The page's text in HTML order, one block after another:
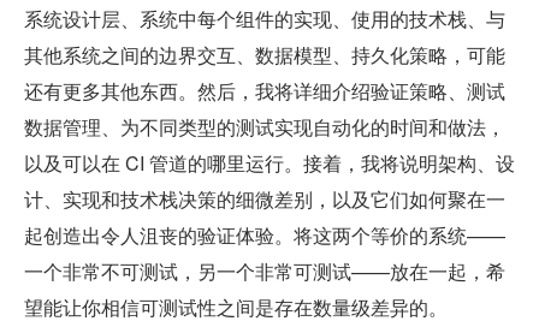
系统设计层、系统中每个组件的实现、使用的技术栈、与
其他系统之间的边界交互、数据模型、持久化策略，可能
还有更多其他东西。然后，我将详细介绍验证策略、测试
数据管理、为不同类型的测试实现自动化的时间和做法，
以及可以在 CI 管道的哪里运行。接着，我将说明架构、设
计、实现和技术栈决策的细微差别，以及它们如何聚在一
起创造出令人沮丧的验证体验。将这两个等价的系统——
一个非常不可测试，另一个非常可测试——放在一起，希
望能让你相信可测试性之间是存在数量级差异的。